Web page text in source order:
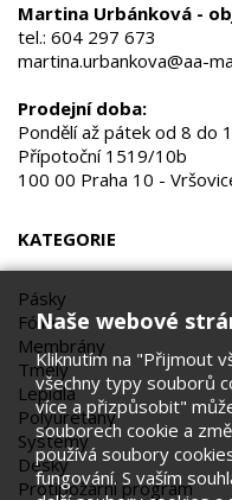
Martina Urbánková -
tel.: 604 297 673
martina.urbankova@aa-
Prodejní doba:
Pondělí až pátek od 8 do
Přípotoční 1519/10b
100 00 Praha 10 -
KATEGORIE
Pásky
Fólie
Membrány
Tmely
Lepidla
Polyuretany
Systémy
Desky
Protipožární program
Naše webové
Kliknutím na "Přijmout
všechny typy souborů
více a přizpůsobit"
souborech cookie a
používá soubory
fungování. S vaším